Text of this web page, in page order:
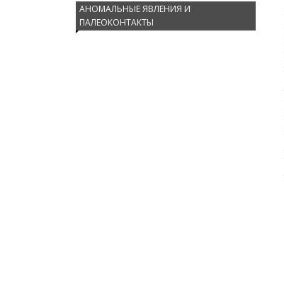
АНОМАЛЬНЫЕ ЯВЛЕНИЯ И
ПАЛЕОКОНТАКТЫ